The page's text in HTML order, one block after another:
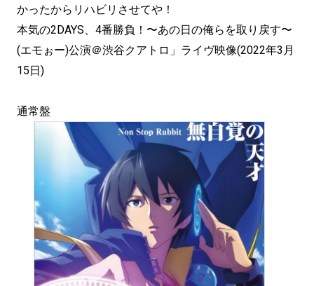
かったからリハビリさせてや！
本気の2DAYS、4番勝負！〜あの日の俺らを取り戻す〜
(エモぉー)公演＠渋谷クアトロ」ライヴ映像(2022年3月
15日)
通常盤